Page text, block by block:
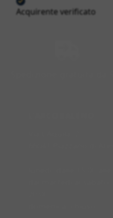
Acquirente verificato